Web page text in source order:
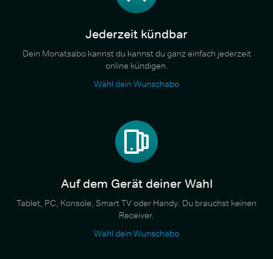
Jederzeit kündbar
Dein Monatsabo kannst du kannst du ganz einfach jederzeit
online kündigen.
Wähl dein Wunschabo
Auf dem Gerät deiner Wahl
Tablet, PC, Konsole, Smart TV oder Handy. Du brauchst keinen
Receiver.
Wähl dein Wunschabo